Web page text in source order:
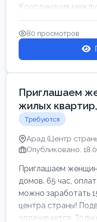
Координация
для обеспечения
80 просмотров
Приглашаем
жилых
Требуются
Арад (Центр
Опубликовано:
Приглашаем
домов. 65 час,
можно заработать
центра страны!
оплачивается.